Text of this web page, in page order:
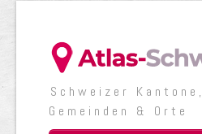
Schweizer
Gemeinden & Orte